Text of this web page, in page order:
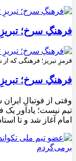
فرهنگِ سرخ؛ تبریزِ
قرمزِ تبریز؛ فرهنگی که
فرهنگِ سرخ؛ تبریزِ
وقتی از فوتبال
تیم نیست؛ یادآور
امام آغاز شد و تا